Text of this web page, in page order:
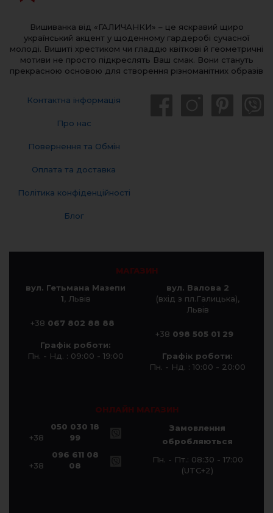
Вишиванка від «ГАЛИЧАНКИ» – це яскравий щиро
український акцент у щоденному гардеробі сучасної
молоді. Вишиті хрестиком чи гладдю квіткові й геометричні
мотиви не просто підкреслять Ваш смак. Вони стануть
прекрасною основою для створення різноманітних образів
Контактна інформація
Про нас
Повернення та Обмін
Оплата та доставка
Політика конфіденційності
Блог
МАГАЗИН
вул. Гетьмана Мазепи
1, Львів
+38 067 802 88 88
Графік роботи:
Пн. - Нд. : 09:00 - 19:00
вул. Валова 2
(вхід з пл.Галицька),
Львів
+38 098 505 01 29
Графік роботи:
Пн. - Нд. : 10:00 - 20:00
ОНЛАЙН МАГАЗИН
+38
050 030 18
99
+38
096 611 08
08
Замовлення
обробляються
Пн. - Пт.: 08:30 - 17:00
(UTC+2)